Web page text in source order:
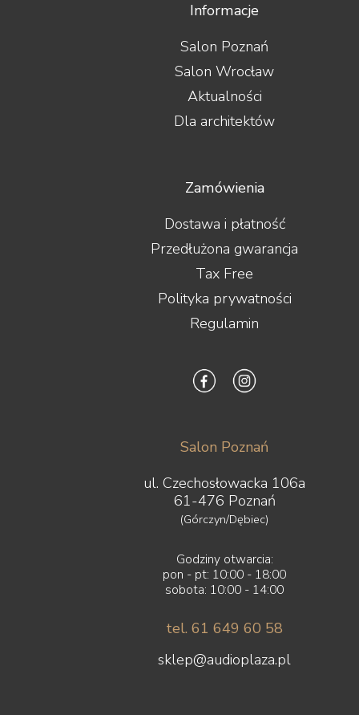
Informacje
Salon Poznań
Salon Wrocław
Aktualności
Dla architektów
Zamówienia
Dostawa i płatność
Przedłużona gwarancja
Tax Free
Polityka prywatności
Regulamin
Salon Poznań
ul. Czechosłowacka 106a
61-476 Poznań
(Górczyn/Dębiec)
Godziny otwarcia:
pon - pt: 10:00 - 18:00
sobota: 10:00 - 14:00
tel. 61 649 60 58
sklep@audioplaza.pl